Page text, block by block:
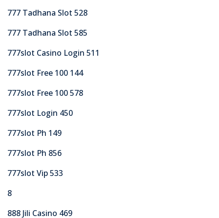
777 Tadhana Slot 528
777 Tadhana Slot 585
777slot Casino Login 511
777slot Free 100 144
777slot Free 100 578
777slot Login 450
777slot Ph 149
777slot Ph 856
777slot Vip 533
8
888 Jili Casino 469